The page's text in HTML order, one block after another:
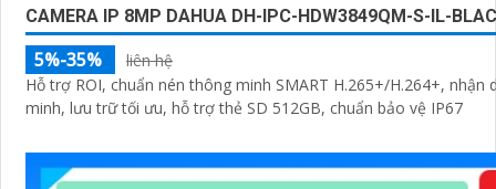
CAMERA IP 8MP DAHUA DH-IPC-HDW3849QM-S-IL-
5%-35%
liên hệ
Hỗ trợ ROI, chuẩn nén thông minh SMART H.265+/H.264+, nhận
minh, lưu trữ tối ưu, hỗ trợ thẻ SD 512GB, chuẩn bảo vệ IP67